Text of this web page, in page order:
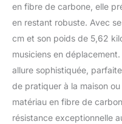
en fibre de carbone, elle
en restant robuste. Avec
cm et son poids de 5,62
musiciens en
allure sophistiquée,
de pratiquer à la maison
matériau en fibre de
résistance exceptionnelle